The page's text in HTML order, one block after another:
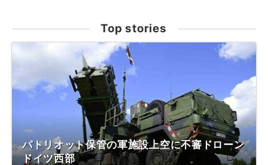
Top stories
パトリオット保管の軍施設上空に不審ドローン
ドイツ西部